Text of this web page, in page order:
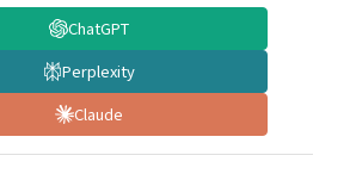
ChatGPT
Perplexity
Claude